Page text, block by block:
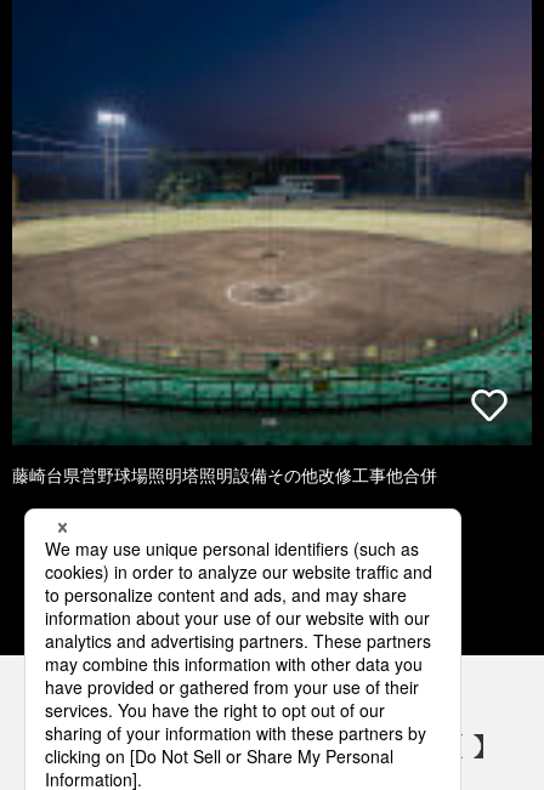
藤崎台県営野球場照明塔照明設備その他改修工事他合併
1 2 3 4 5
パナソニックの電気設備 SNSアカウント